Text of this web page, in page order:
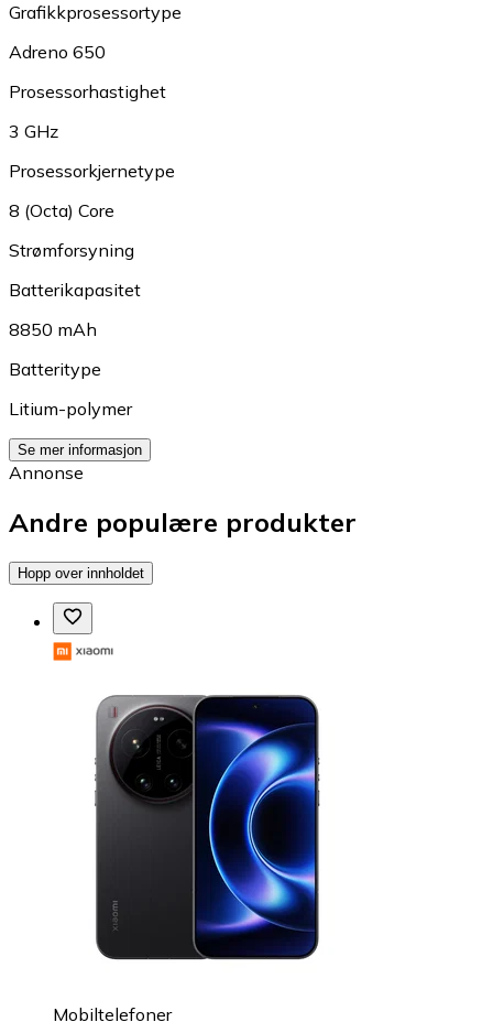
Grafikkprosessortype
Adreno 650
Prosessorhastighet
3 GHz
Prosessorkjernetype
8 (Octa) Core
Strømforsyning
Batterikapasitet
8850 mAh
Batteritype
Litium-polymer
Se mer informasjon
Annonse
Andre populære produkter
Hopp over innholdet
Mobiltelefoner